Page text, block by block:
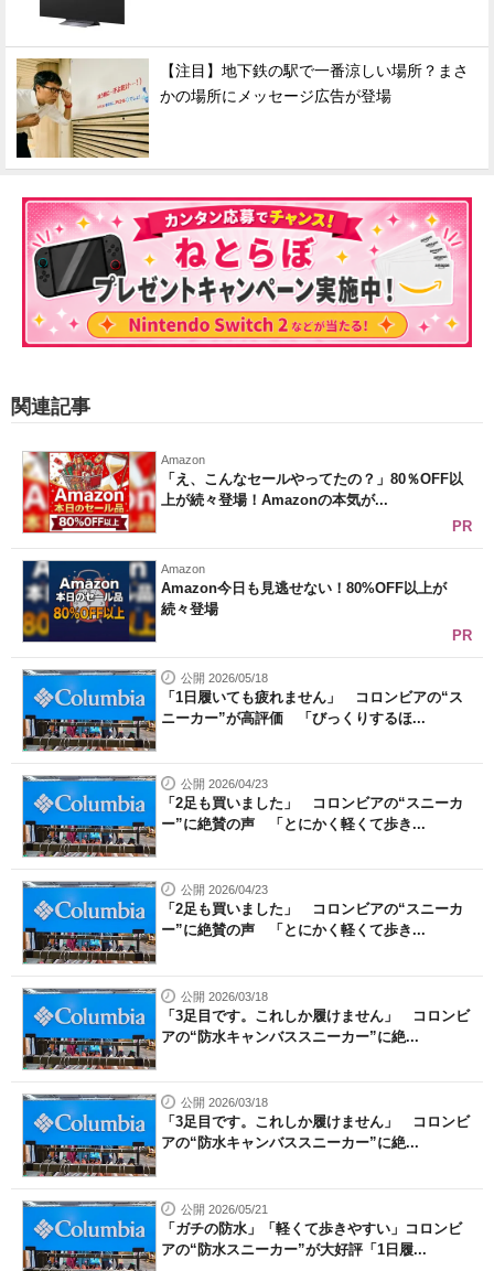
【注目】地下鉄の駅で一番涼しい場所？まさ
かの場所にメッセージ広告が登場
関連記事
Amazon
「え、こんなセールやってたの？」80％OFF以
上が続々登場！Amazonの本気が...
PR
Amazon
Amazon今日も見逃せない！80%OFF以上が
続々登場
PR
公開 2026/05/18
「1日履いても疲れません」 コロンビアの“ス
ニーカー”が高評価 「びっくりするほ...
公開 2026/04/23
「2足も買いました」 コロンビアの“スニーカ
ー”に絶賛の声 「とにかく軽くて歩き...
公開 2026/04/23
「2足も買いました」 コロンビアの“スニーカ
ー”に絶賛の声 「とにかく軽くて歩き...
公開 2026/03/18
「3足目です。これしか履けません」 コロンビ
アの“防水キャンバススニーカー”に絶...
公開 2026/03/18
「3足目です。これしか履けません」 コロンビ
アの“防水キャンバススニーカー”に絶...
公開 2026/05/21
「ガチの防水」「軽くて歩きやすい」コロンビ
アの“防水スニーカー”が大好評「1日履...